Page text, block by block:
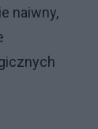
naiwny,